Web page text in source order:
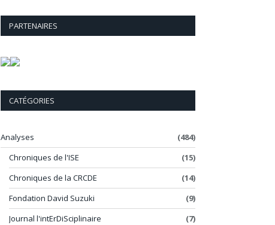
PARTENAIRES
CATÉGORIES
Analyses
(484)
Chroniques de l'ISE
(15)
Chroniques de la CRCDE
(14)
Fondation David Suzuki
(9)
Journal l'intErDiSciplinaire
(7)